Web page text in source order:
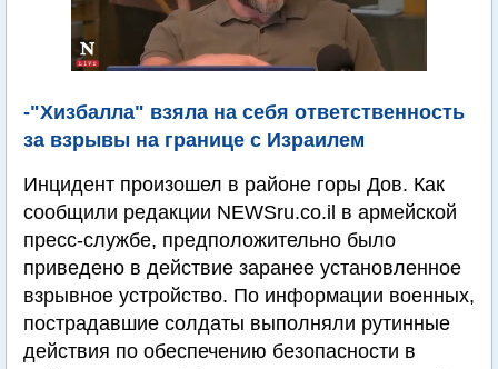
-"Хизбалла" взяла на себя ответственность
за взрывы на границе с Израилем
Инцидент произошел в районе горы Дов. Как
сообщили редакции NEWSru.co.il в армейской
пресс-службе, предположительно было
приведено в действие заранее установленное
взрывное устройство. По информации военных,
пострадавшие солдаты выполняли рутинные
действия по обеспечению безопасности в